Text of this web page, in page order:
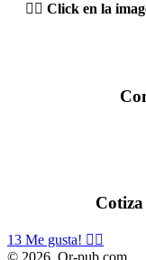
👆🏼 Click en la
13 Me gusta! 👍🏼